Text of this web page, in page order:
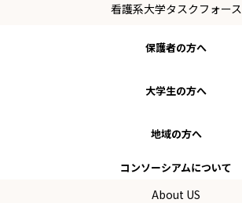
看護系大学タスクフォース
保護者の方へ
大学生の方へ
地域の方へ
コンソーシアムについて
About US